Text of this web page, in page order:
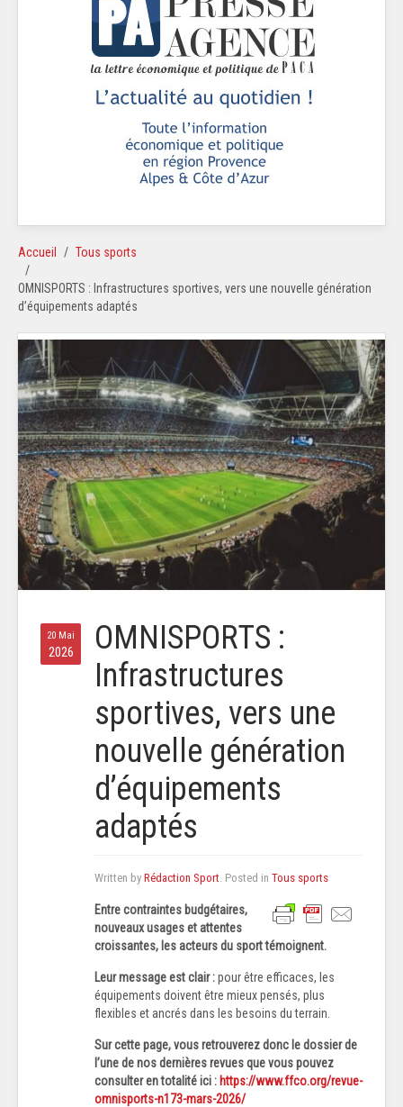
Accueil Tous sports
OMNISPORTS : Infrastructures sportives, vers une nouvelle génération
d’équipements adaptés
20 Mai
2026
OMNISPORTS :
Infrastructures
sportives, vers une
nouvelle génération
d’équipements
adaptés
Written by Rédaction Sport . Posted in Tous sports
Entre contraintes budgétaires,
nouveaux usages et attentes
croissantes, les acteurs du sport témoignent.
Leur message est clair :pour être efficaces, les
équipements doivent être mieux pensés, plus
flexibles et ancrés dans les besoins du terrain.
Sur cette page, vous retrouverez donc le dossier de
l’une de nos dernières revues que vous pouvez
consulter en totalité ici : https://www.ffco.org/revue-
omnisports-n173-mars-2026/